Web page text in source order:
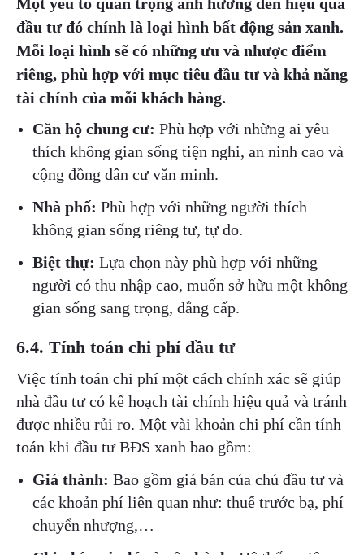
đầu tư đó chính là loại hình bất động sản xanh.
Mỗi loại hình sẽ có những ưu và nhược điểm
riêng, phù hợp với mục tiêu đầu tư và khả năng
tài chính của mỗi khách hàng.
Căn hộ chung cư: Phù hợp với những ai yêu
thích không gian sống tiện nghi, an ninh cao và
cộng đồng dân cư văn minh.
Nhà phố: Phù hợp với những người thích
không gian sống riêng tư, tự do.
Biệt thự: Lựa chọn này phù hợp với những
người có thu nhập cao, muốn sở hữu một không
gian sống sang trọng, đẳng cấp.
6.4. Tính toán chi phí đầu tư
Việc tính toán chi phí một cách chính xác sẽ giúp
nhà đầu tư có kế hoạch tài chính hiệu quả và tránh
được nhiều rủi ro. Một vài khoản chi phí cần tính
toán khi đầu tư BĐS xanh bao gồm:
Giá thành: Bao gồm giá bán của chủ đầu tư và
các khoản phí liên quan như: thuế trước bạ, phí
chuyển nhượng,…